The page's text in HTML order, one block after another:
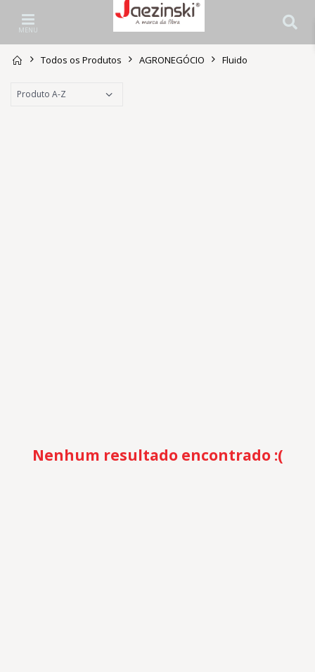
MENU
Todos os Produtos AGRONEGÓCIO Fluido
Nenhum resultado encontrado :(